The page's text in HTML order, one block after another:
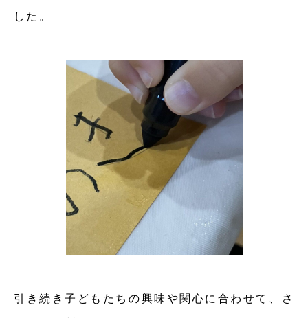
した。
引き続き子どもたちの興味や関心に合わせて、さ